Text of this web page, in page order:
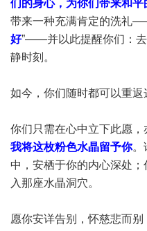
们的身心，为你们带来和
带来一种充满肯定的洗礼
好”——并以此提醒你们：去
静时刻。
如今，你们随时都可以重返
你们只需在心中立下此愿，
我将这枚粉色水晶留予你。
中，安栖于你的内心深处
入那座水晶洞穴。
愿你安详告别，怀慈悲而别